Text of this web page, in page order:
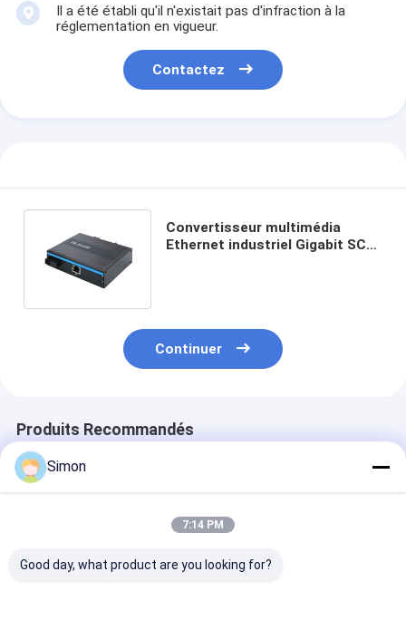
Il a été établi qu'il n'existait pas d'infraction à la
réglementation en vigueur.
Contactez
Convertisseur multimédia
Ethernet industriel Gigabit SC
Continuer
Produits Recommandés
Simon
7:14 PM
Good day, what product are you looking for?